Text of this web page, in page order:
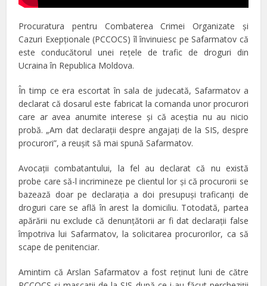
Procuratura pentru Combaterea Crimei Organizate şi
Cazuri Exepţionale (PCCOCS) îl învinuiesc pe Safarmatov că
este conducătorul unei reţele de trafic de droguri din
Ucraina în Republica Moldova.
În timp ce era escortat în sala de judecată, Safarmatov a
declarat că dosarul este fabricat la comanda unor procurori
care ar avea anumite interese şi că aceştia nu au nicio
probă. „Am dat declaraţii despre angajaţi de la SIS, despre
procurori”, a reuşit să mai spună Safarmatov.
Avocaţii combatantului, la fel au declarat că nu există
probe care să-l incrimineze pe clientul lor şi că procurorii se
bazează doar pe declaraţia a doi presupuşi traficanţi de
droguri care se află în arest la domiciliu. Totodată, partea
apărării nu exclude că denunţătorii ar fi dat declaraţii false
împotriva lui Safarmatov, la solicitarea procurorilor, ca să
scape de penitenciar.
Amintim că Arslan Safarmatov a fost reţinut luni de către